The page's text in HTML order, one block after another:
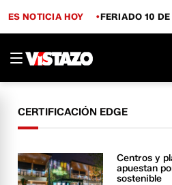
ES NOTICIA HOY FERIADO 10
CERTIFICACIÓN EDGE
Centros y
apuestan
sostenible